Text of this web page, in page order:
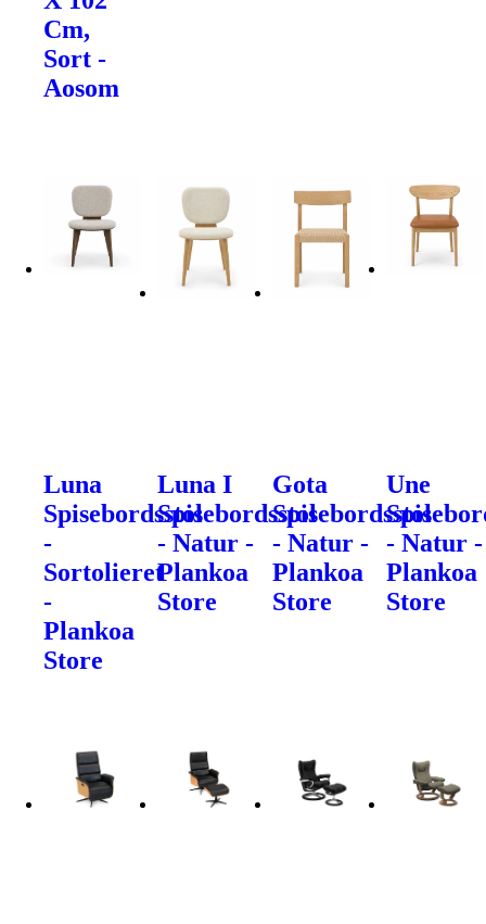
Cm,
Sort -
Aosom
Luna
Spisebordsstol
-
Sortolieret
-
Plankoa
Store
Luna I
Spisebordsstol
- Natur -
Plankoa
Store
Gota
Spisebordsstol
- Natur -
Plankoa
Store
Une
- Natur -
Plankoa
Store